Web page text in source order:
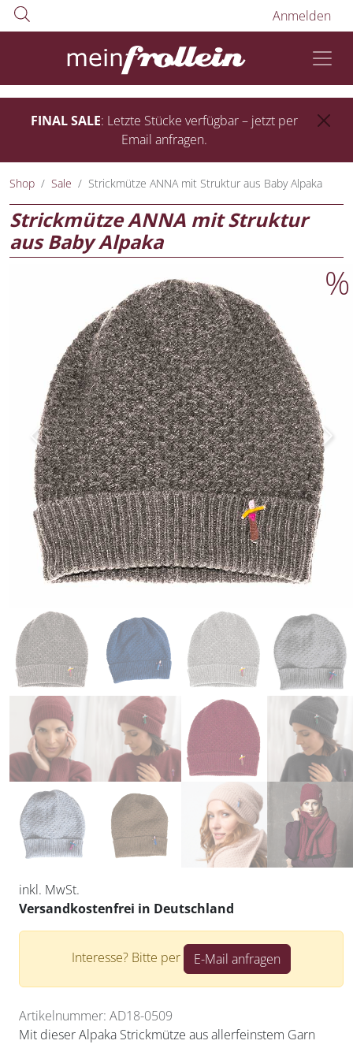
Anmelden
FINAL SALE: Letzte Stücke verfügbar – jetzt per
Email anfragen.
Shop Sale Strickmütze ANNA mit Struktur aus Baby Alpaka
Strickmütze ANNA mit Struktur
aus Baby Alpaka
Previous Next
%
inkl. MwSt.
Versandkostenfrei in Deutschland
Interesse? Bitte per E-Mail anfragen
Artikelnummer: AD18-0509
Mit dieser Alpaka Strickmütze aus allerfeinstem Garn